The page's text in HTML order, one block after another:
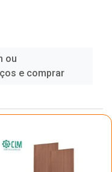
ou
e comprar